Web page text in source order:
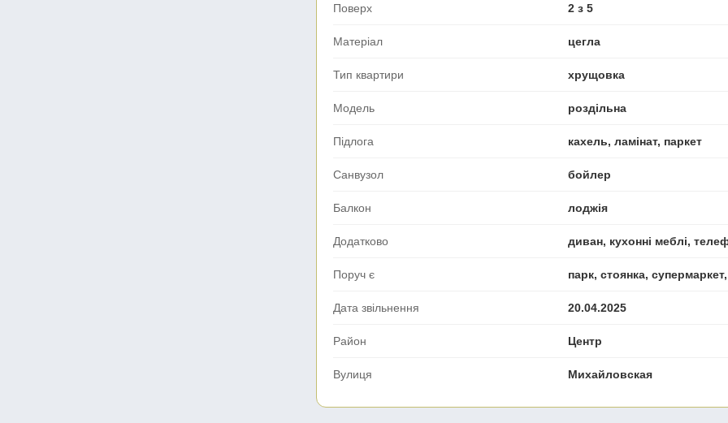
Поверх 2 з 5
Матеріал цегла
Тип квартири хрущовка
Модель роздільна
Підлога кахель, ламінат, паркет
Санвузол бойлер
Балкон лоджія
Додатково диван, кухонні меблі,
Поруч є парк, стоянка,
Дата звільнення 20.04.2025
Район Центр
Вулиця Михайловская